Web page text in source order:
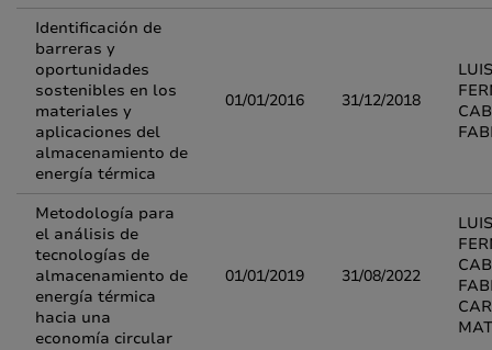
Identificación de
barreras y
oportunidades
sostenibles en los
materiales y
aplicaciones del
almacenamiento de
energía térmica
01/01/2016 31/12/2018
Metodología para
el análisis de
tecnologías de
almacenamiento de
energía térmica
hacia una
economía circular
01/01/2019 31/08/2022